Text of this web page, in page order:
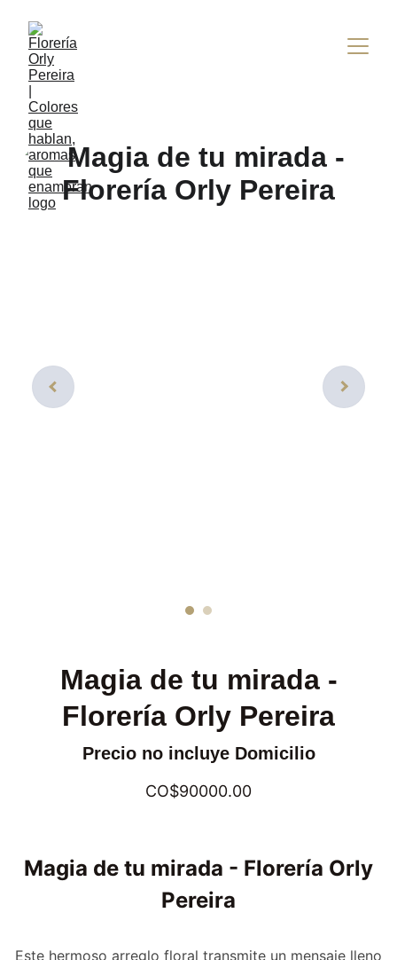
Magia de tu mirada -
Florería Orly Pereira
Precio no incluye Domicilio
CO$90000.00
Magia de tu mirada - Florería Orly
Pereira
Este hermoso arreglo floral transmite un mensaje lleno